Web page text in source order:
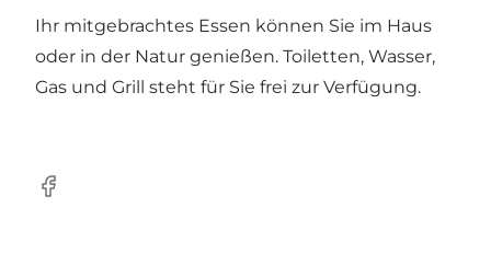
Ihr mitgebrachtes Essen können Sie im Haus
oder in der Natur genießen. Toiletten, Wasser,
Gas und Grill steht für Sie frei zur Verfügung.
Facebook